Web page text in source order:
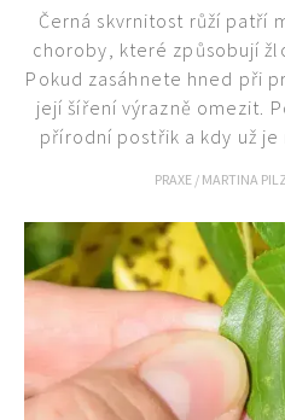
Černá skvrnitost růží patří
choroby, které způsobují
Pokud zasáhnete hned při
její šíření výrazně omezit.
přírodní postřik a kdy už
PRAXE / MARTINA